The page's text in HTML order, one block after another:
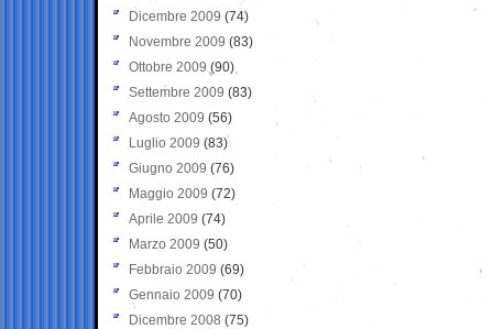
Dicembre 2009 (74)
Novembre 2009 (83)
Ottobre 2009 (90)
Settembre 2009 (83)
Agosto 2009 (56)
Luglio 2009 (83)
Giugno 2009 (76)
Maggio 2009 (72)
Aprile 2009 (74)
Marzo 2009 (50)
Febbraio 2009 (69)
Gennaio 2009 (70)
Dicembre 2008 (75)